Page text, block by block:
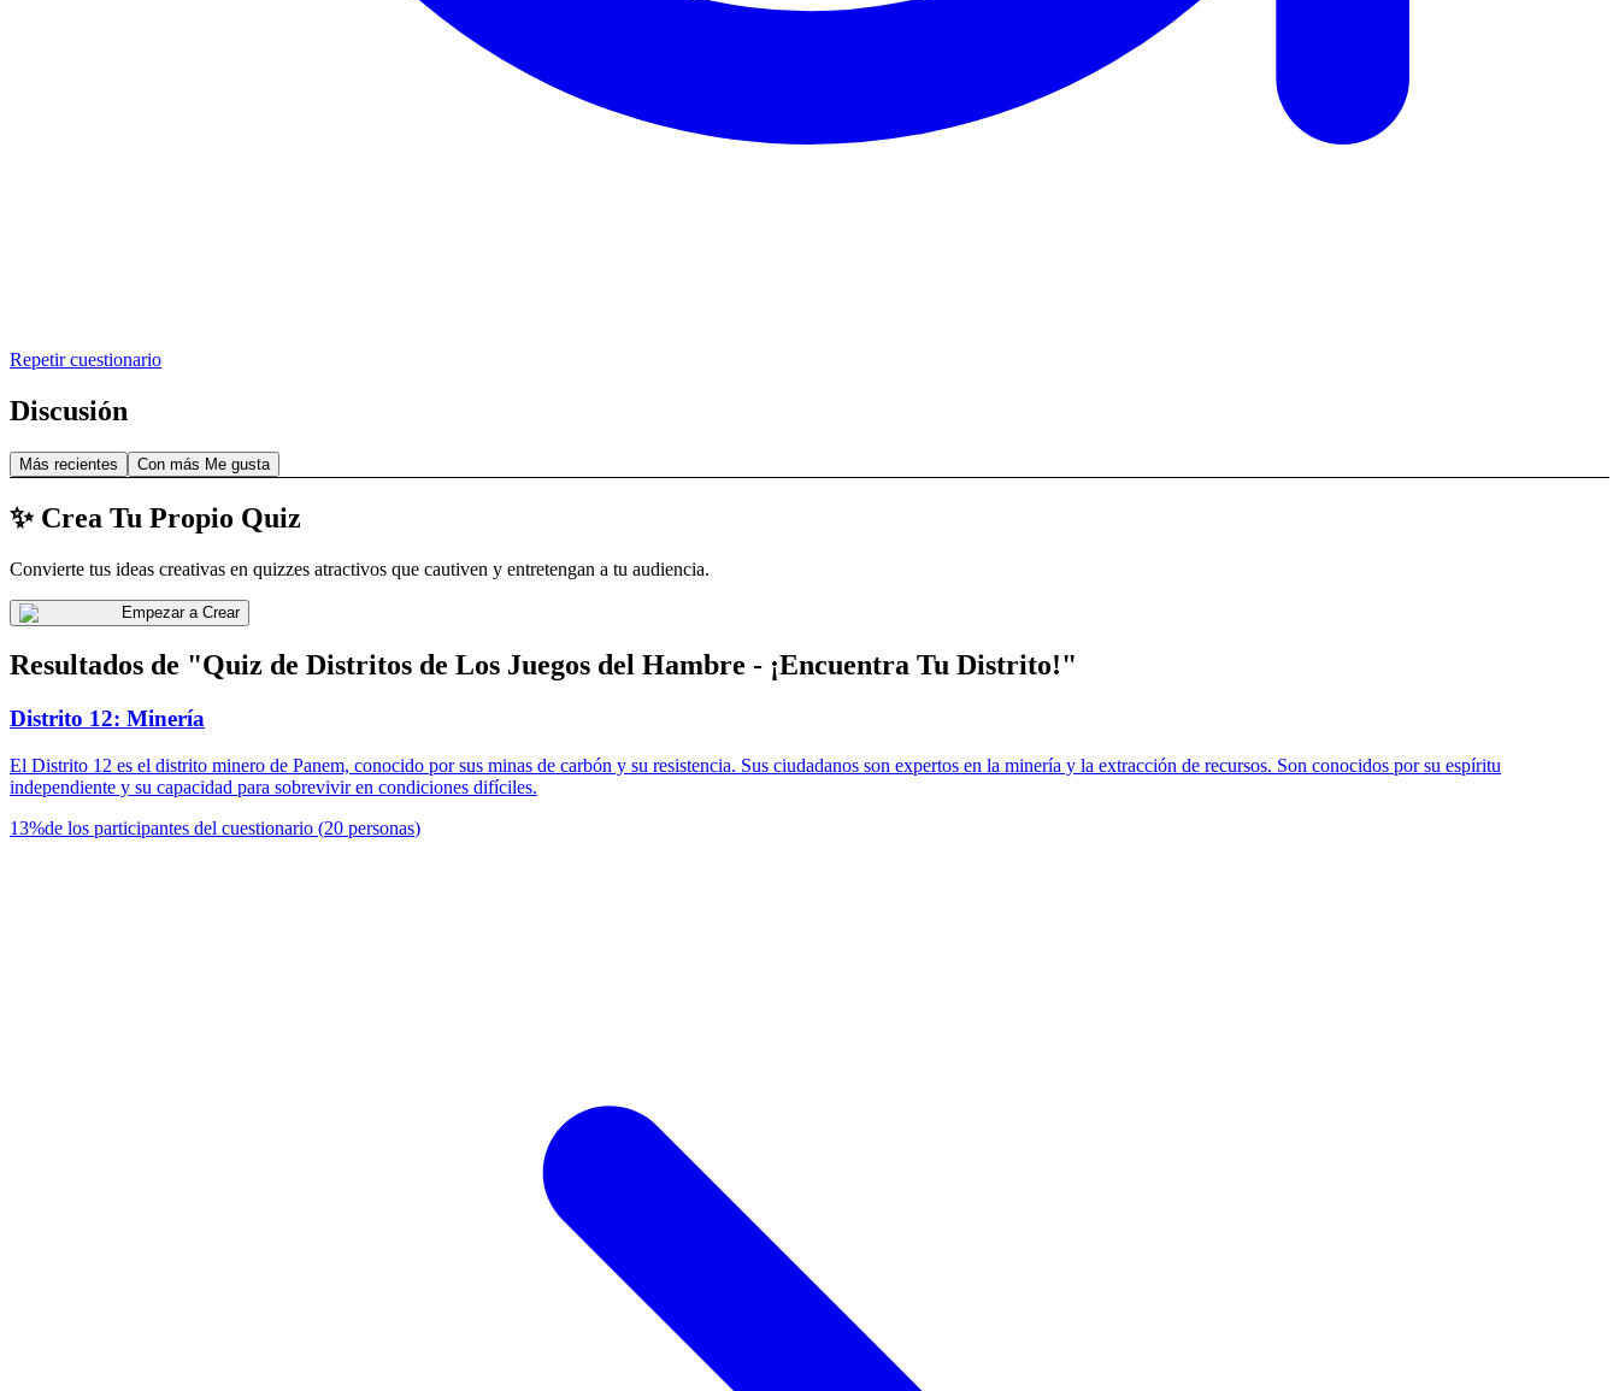
Repetir cuestionario
Discusión
Más recientes Con más Me gusta
✨ Crea Tu Propio Quiz
Convierte tus ideas creativas en quizzes atractivos que cautiven y entretengan a tu audiencia.
Empezar a Crear
Resultados de "Quiz de Distritos de Los Juegos del Hambre - ¡Encuentra Tu Distrito!"
Distrito 12: Minería
El Distrito 12 es el distrito minero de Panem, conocido por sus minas de carbón y su resistencia. Sus ciudadanos son expertos en la minería y la extracción de recursos. Son conocidos por su espíritu
independiente y su capacidad para sobrevivir en condiciones difíciles.
13%de los participantes del cuestionario (20 personas)